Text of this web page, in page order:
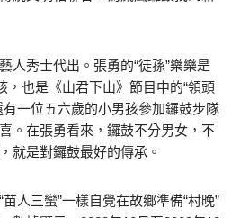
人秀士代出。張勇的“徒孫”樂樂是
，也是《山君下山》節目中的“領頭
一位五六歲的小男孩參加鑼鼓步隊
。在張勇看來，鑼鼓不分男女，不
就是對鑼鼓最好的傳承。
人三蠻”一樣自覺在故鄉準備“村晚”